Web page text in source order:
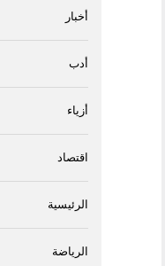
أخبار
أدب
أزياء
اقتصاد
الرئيسية
الرياضة